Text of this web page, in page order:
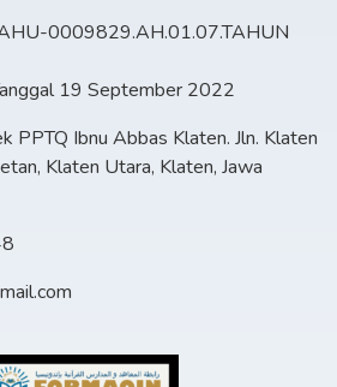
0009829.AH.01.07.TAHUN
19 September 2022
PPTQ Ibnu Abbas Klaten. Jln. Klaten
Klaten Utara, Klaten, Jawa